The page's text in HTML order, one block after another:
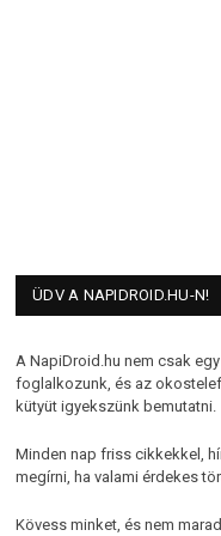
ÜDV A NAPIDROID.HU-N!
A NapiDroid.hu nem csak
foglalkozunk, és az
kütyüt igyekszünk bemutatni.
Minden nap friss cikkekkel,
megírni, ha valami érdekes
Kövess minket, és nem